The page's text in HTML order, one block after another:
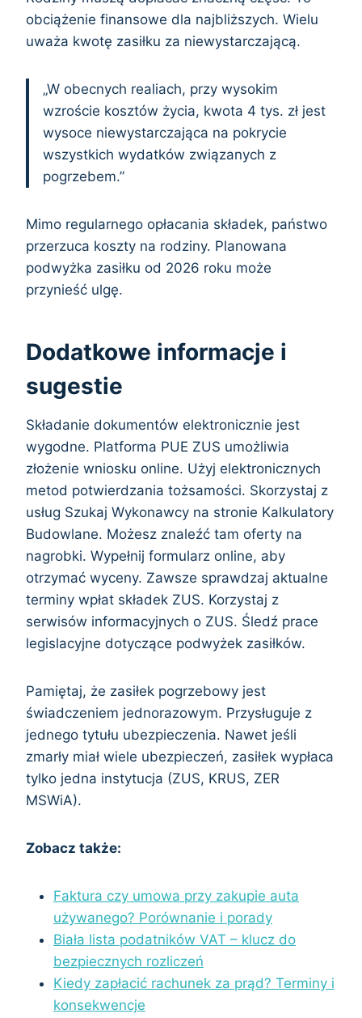
obciążenie finansowe dla najbliższych. Wielu
uważa kwotę zasiłku za niewystarczającą.
„W obecnych realiach, przy wysokim
wzroście kosztów życia, kwota 4 tys. zł jest
wysoce niewystarczająca na pokrycie
wszystkich wydatków związanych z
pogrzebem.”
Mimo regularnego opłacania składek, państwo
przerzuca koszty na rodziny. Planowana
podwyżka zasiłku od 2026 roku może
przynieść ulgę.
Dodatkowe informacje i
sugestie
Składanie dokumentów elektronicznie jest
wygodne. Platforma PUE ZUS umożliwia
złożenie wniosku online. Użyj elektronicznych
metod potwierdzania tożsamości. Skorzystaj z
usług Szukaj Wykonawcy na stronie Kalkulatory
Budowlane. Możesz znaleźć tam oferty na
nagrobki. Wypełnij formularz online, aby
otrzymać wyceny. Zawsze sprawdzaj aktualne
terminy wpłat składek ZUS. Korzystaj z
serwisów informacyjnych o ZUS. Śledź prace
legislacyjne dotyczące podwyżek zasiłków.
Pamiętaj, że zasiłek pogrzebowy jest
świadczeniem jednorazowym. Przysługuje z
jednego tytułu ubezpieczenia. Nawet jeśli
zmarły miał wiele ubezpieczeń, zasiłek wypłaca
tylko jedna instytucja (ZUS, KRUS, ZER
MSWiA).
Zobacz także:
Faktura czy umowa przy zakupie auta
używanego? Porównanie i porady
Biała lista podatników VAT – klucz do
bezpiecznych rozliczeń
Kiedy zapłacić rachunek za prąd? Terminy i
konsekwencje